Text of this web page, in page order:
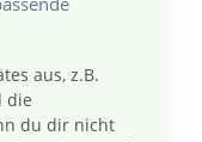
aus, z.B.
die
du dir nicht